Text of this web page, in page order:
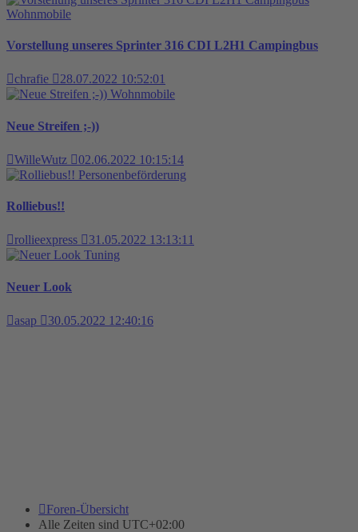
Wohnmobile
Vorstellung unseres Sprinter 316 CDI L2H1 Campingbus
chrafie
28.07.2022 10:52:01
Wohnmobile
Neue Streifen ;-))
WilleWutz
02.06.2022 10:15:14
Personenbeförderung
Rolliebus!!
rollieexpress
31.05.2022 13:13:11
Tuning
Neuer Look
asap 30.05.2022 12:40:16
Foren-Übersicht
Alle Zeiten sind UTC+02:00